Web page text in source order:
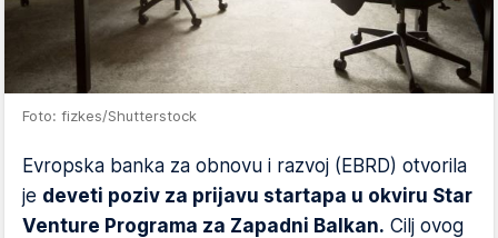
Foto: fizkes/Shutterstock
Evropska banka za obnovu i razvoj (EBRD) otvorila
je deveti poziv za prijavu startapa u okviru Star
Venture Programa za Zapadni Balkan. Cilj ovog